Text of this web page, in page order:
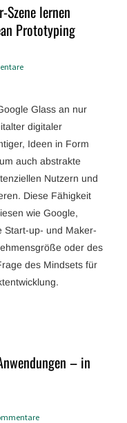
Szene lernen
Prototyping
Glass an nur
digitaler
Ideen in Form
auch abstrakte
Nutzern und
Diese Fähigkeit
wie Google,
Start-up- und Maker-
oder des
des Mindsets für
– in